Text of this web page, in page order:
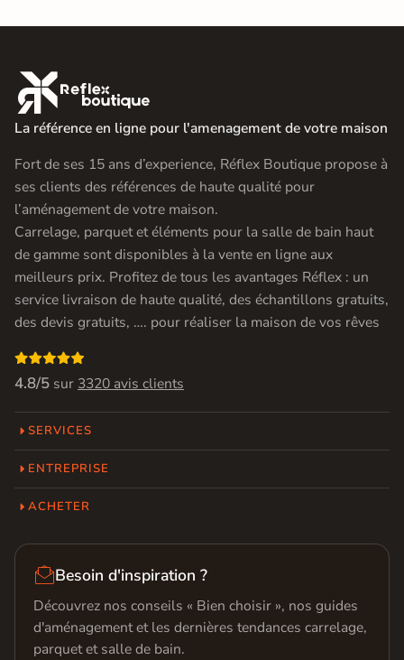

La référence en ligne pour l'amenagement de votre maison
Fort de ses 15 ans d’experience, Réflex Boutique propose à
ses clients des références de haute qualité pour
l’aménagement de votre maison.
Carrelage, parquet et éléments pour la salle de bain haut
de gamme sont disponibles à la vente en ligne aux
meilleurs prix. Profitez de tous les avantages Réflex : un
service livraison de haute qualité, des échantillons gratuits,
des devis gratuits, …. pour réaliser la maison de vos rêves

4.8/5 sur 3320 avis clients
SERVICES
ENTREPRISE
ACHETER
Besoin d'inspiration ?
Découvrez nos conseils « Bien choisir », nos guides
d'aménagement et les dernières tendances carrelage,
parquet et salle de bain.